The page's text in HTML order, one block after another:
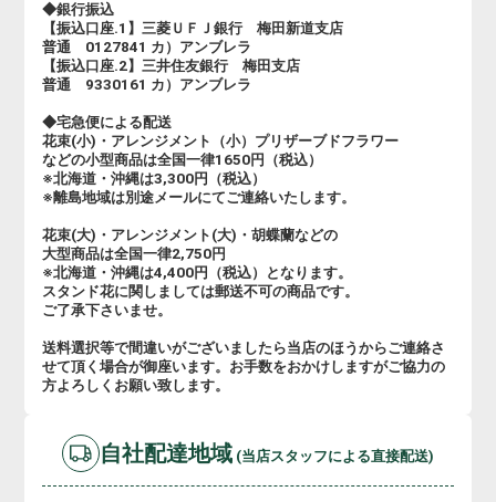
◆銀行振込
【振込口座.1】三菱ＵＦＪ銀行 梅田新道支店
普通 0127841 カ）アンブレラ
【振込口座.2】三井住友銀行 梅田支店
普通 9330161 カ）アンブレラ
◆宅急便による配送
花束(小)・アレンジメント（小）プリザーブドフラワー
などの小型商品は全国一律1650円（税込）
※北海道・沖縄は3,300円（税込）
※離島地域は別途メールにてご連絡いたします。
花束(大)・アレンジメント(大)・胡蝶蘭などの
大型商品は全国一律2,750円
※北海道・沖縄は4,400円（税込）となります。
スタンド花に関しましては郵送不可の商品です。
ご了承下さいませ。
送料選択等で間違いがございましたら当店のほうからご連絡さ
せて頂く場合が御座います。お手数をおかけしますがご協力の
方よろしくお願い致します。
自社配達地域 (当店スタッフによる直接配送)